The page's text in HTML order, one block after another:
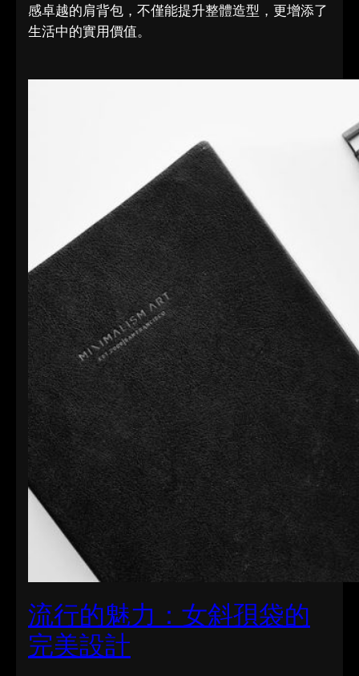
感卓越的肩背包，不僅能提升整體造型，更增添了
生活中的實用價值。
流行的魅力：女斜孭袋的
完美設計